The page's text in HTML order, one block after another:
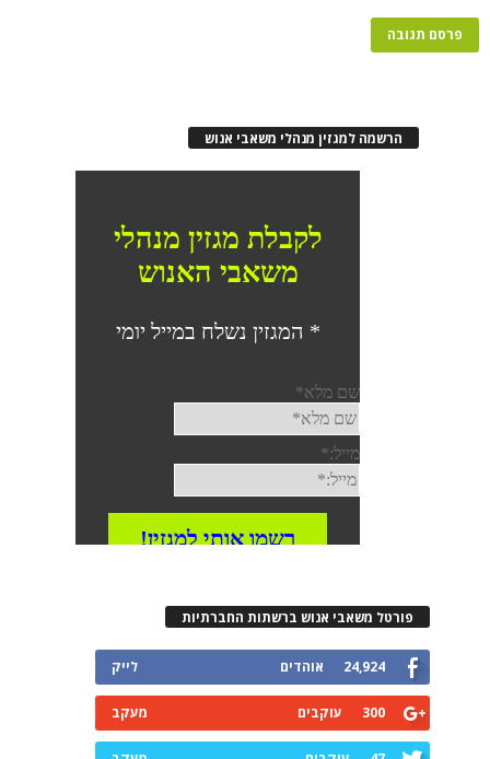
הרשמה למגזין מנהלי משאבי אנוש
פורטל משאבי אנוש ברשתות החברתיות
24,924 אוהדים לייק
300 עוקבים מעקב